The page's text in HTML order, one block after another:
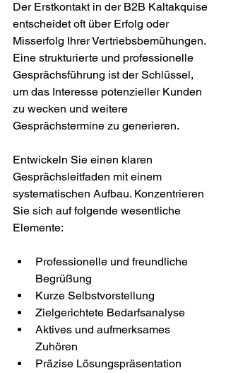
Der Erstkontakt in der B2B Kaltakquise
entscheidet oft über Erfolg oder
Misserfolg Ihrer Vertriebsbemühungen.
Eine strukturierte und professionelle
Gesprächsführung ist der Schlüssel,
um das Interesse potenzieller Kunden
zu wecken und weitere
Gesprächstermine zu generieren.
Entwickeln Sie einen klaren
Gesprächsleitfaden mit einem
systematischen Aufbau. Konzentrieren
Sie sich auf folgende wesentliche
Elemente:
Professionelle und freundliche
Begrüßung
Kurze Selbstvorstellung
Zielgerichtete Bedarfsanalyse
Aktives und aufmerksames
Zuhören
Präzise Lösungspräsentation